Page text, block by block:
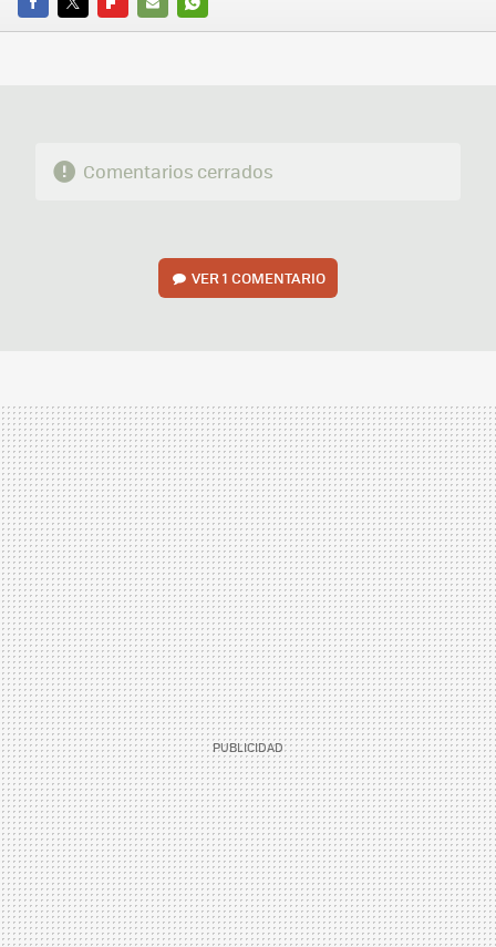
FACEBOOK
TWITTERFLIPBOARD
E-
WHATSAPP
Comentarios cerrados
VER1 COMENTARIO